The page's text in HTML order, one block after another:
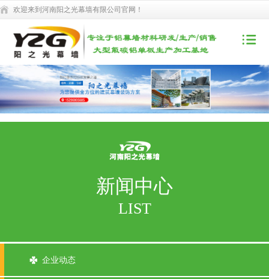
欢迎来到河南阳之光幕墙有限公司官网！
新闻中心
LIST
企业动态